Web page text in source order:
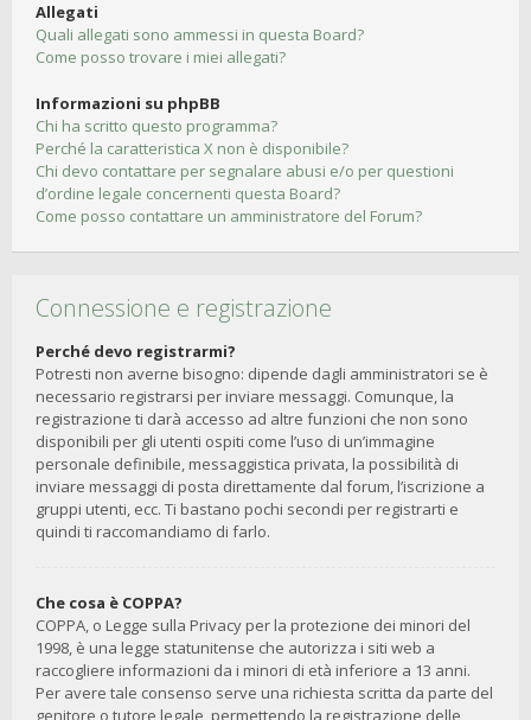
Allegati
Quali allegati sono ammessi in questa Board?
Come posso trovare i miei allegati?
Informazioni su phpBB
Chi ha scritto questo programma?
Perché la caratteristica X non è disponibile?
Chi devo contattare per segnalare abusi e/o per questioni
d’ordine legale concernenti questa Board?
Come posso contattare un amministratore del Forum?
Connessione e registrazione
Perché devo registrarmi?
Potresti non averne bisogno: dipende dagli amministratori se è
necessario registrarsi per inviare messaggi. Comunque, la
registrazione ti darà accesso ad altre funzioni che non sono
disponibili per gli utenti ospiti come l’uso di un’immagine
personale definibile, messaggistica privata, la possibilità di
inviare messaggi di posta direttamente dal forum, l’iscrizione a
gruppi utenti, ecc. Ti bastano pochi secondi per registrarti e
quindi ti raccomandiamo di farlo.
Che cosa è COPPA?
COPPA, o Legge sulla Privacy per la protezione dei minori del
1998, è una legge statunitense che autorizza i siti web a
raccogliere informazioni da i minori di età inferiore a 13 anni.
Per avere tale consenso serve una richiesta scritta da parte del
genitore o tutore legale, permettendo la registrazione delle